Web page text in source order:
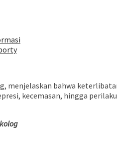
menjelaskan bahwa
kecemasan, hingga